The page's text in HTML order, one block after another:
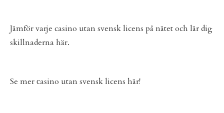
Jämför varje casino utan svensk licens på nätet och lär dig
skillnaderna här.
Se merсasino utan svensk licens här!